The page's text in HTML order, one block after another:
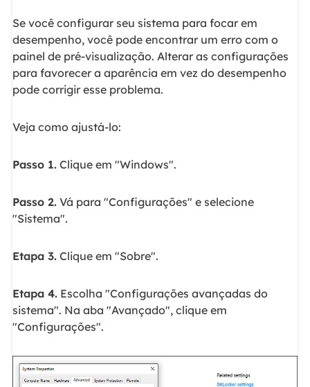
Se você configurar seu sistema para focar em
desempenho, você pode encontrar um erro com o
painel de pré-visualização. Alterar as configurações
para favorecer a aparência em vez do desempenho
pode corrigir esse problema.
Veja como ajustá-lo:
Passo 1.Clique em "Windows".
Passo 2.Vá para "Configurações" e selecione
"Sistema".
Etapa 3.Clique em "Sobre".
Etapa 4.Escolha "Configurações avançadas do
sistema". Na aba "Avançado", clique em
"Configurações".